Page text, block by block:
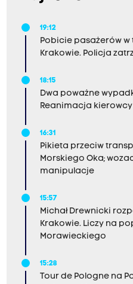
19:12
Pobicie pasażerów w
Krakowie. Policja
18:15
Dwa poważne
Reanimacja
16:31
Pikieta przeciw
Morskiego Oka;
manipulacje
15:57
Michał Drewnicki
Krakowie. Liczy na
Morawieckiego
15:28
Tour de Pologne na